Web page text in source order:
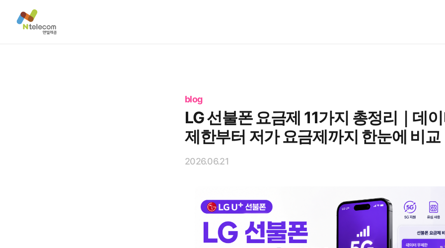
blog
LG 선불폰 요금제 11가지 총정리｜데
제한부터 저가 요금제까지 한눈에 비교
2026.06.21